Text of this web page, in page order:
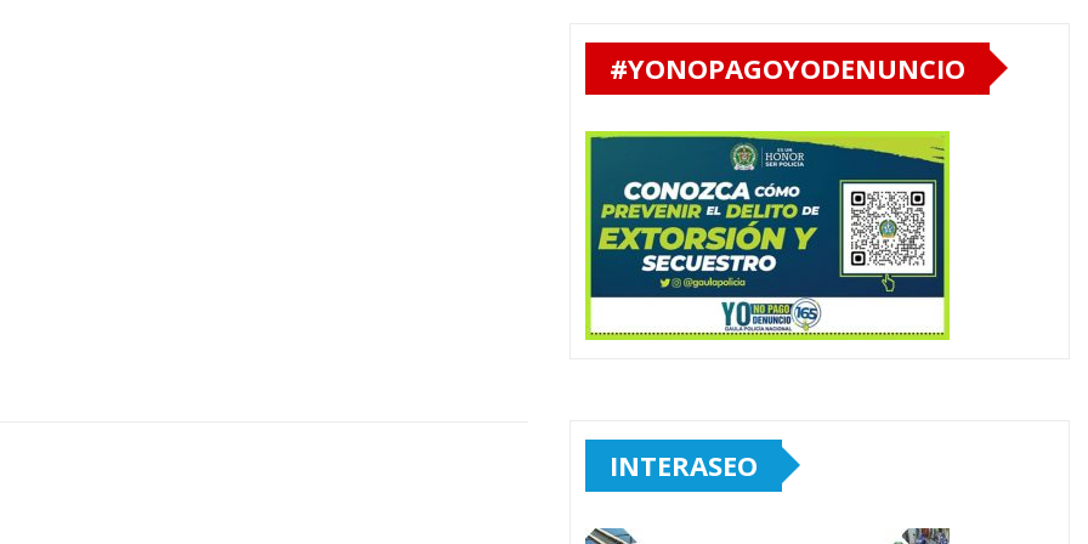
#YONOPAGOYODENUNCIO
INTERASEO